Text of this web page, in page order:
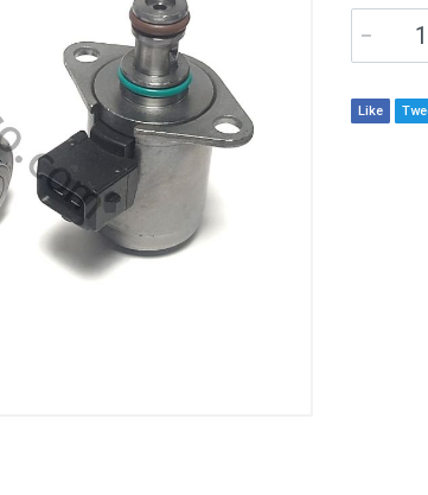
Like